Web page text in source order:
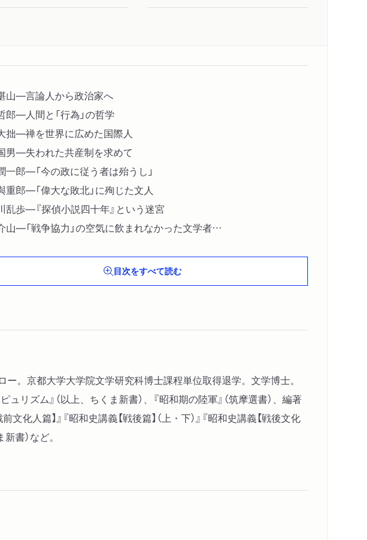
山―言論人から政治家へ
郎―人間と「行為」の哲学
拙―禅を世界に広めた国際人
男―失われた共産制を求めて
一郎―「今の政に従う者は殆うし」
重郎―「偉大な敗北」に殉じた文人
乱歩―『探偵小説四十年』という迷宮
山―「戦争協力」の空気に飲まれなかった文学者
信子―女たちのための物語
子―大衆の時代の人気作家
十―大衆の抒情のために生きた知識人
目次をすべて読む
。京都大学大学院文学研究科博士課程単位取得退学。文学博士。
ズム』（以上、ちくま新書）、『昭和期の陸軍』（筑摩選書）、編著
化人篇】』『昭和史講義【戦後篇】（上・下）』『昭和史講義【戦後文化
書）など。